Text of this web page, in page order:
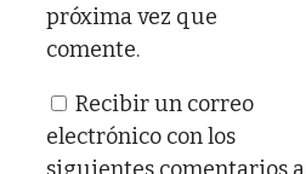
próxima vez que
comente.
Recibir un correo
electrónico con los